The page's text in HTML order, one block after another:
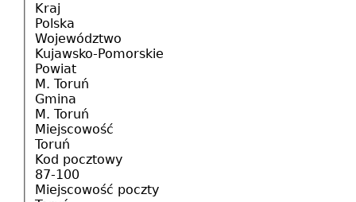
Kraj
Polska
Województwo
Kujawsko-Pomorskie
Powiat
M. Toruń
Gmina
M. Toruń
Miejscowość
Toruń
Kod pocztowy
87-100
Miejscowość poczty